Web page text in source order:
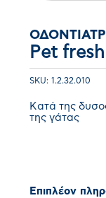
Pet
SKU: 1.2.32.010
Κατά της
της γάτας
Επιπλέον